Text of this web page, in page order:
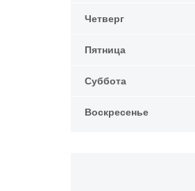
Четверг
Пятница
Суббота
Воскресенье